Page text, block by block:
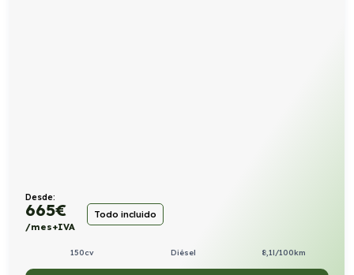
Desde:
665€
/mes+IVA
Todo incluido
150cv Diésel 8,1l/100km